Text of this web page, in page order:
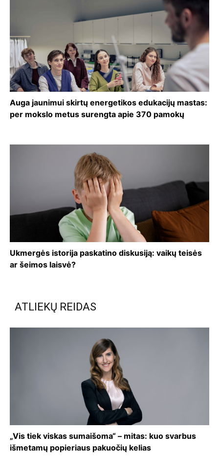
Auga jaunimui skirtų energetikos edukacijų mastas:
per mokslo metus surengta apie 370 pamokų
Ukmergės istorija paskatino diskusiją: vaikų teisės
ar šeimos laisvė?
ATLIEKŲ REIDAS
„Vis tiek viskas sumaišoma“ – mitas: kuo svarbus
išmetamų popieriaus pakuočių kelias